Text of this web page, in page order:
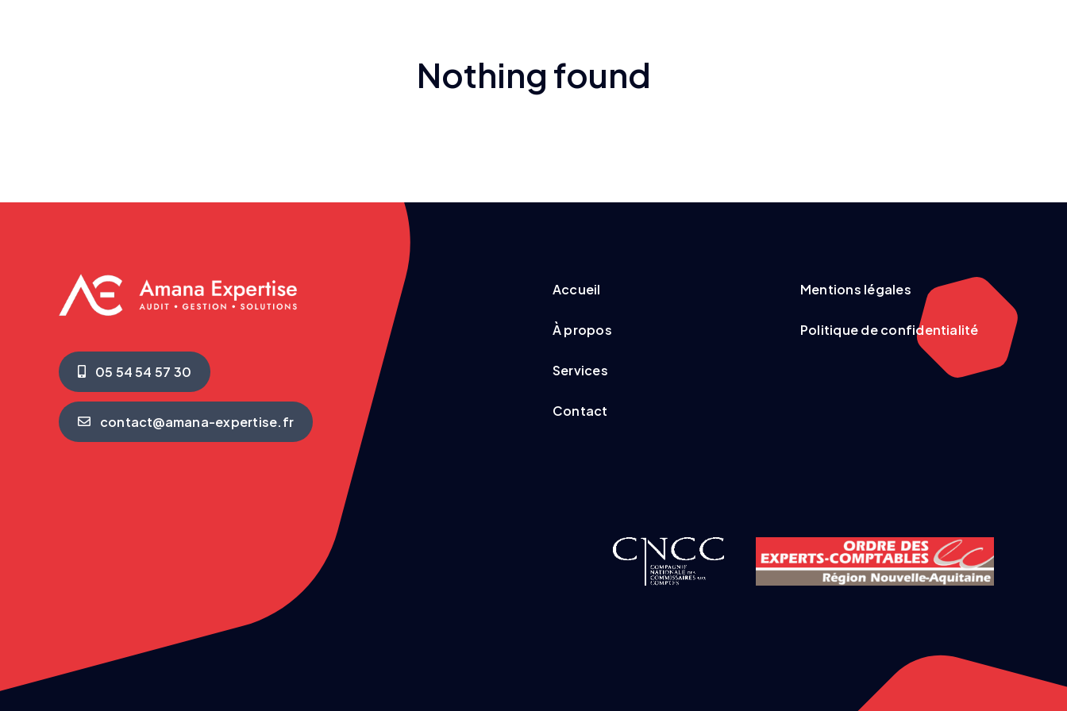
Nothing found
05 54 54 57 30
contact@amana-expertise.fr
Accueil
À propos
Services
Contact
Mentions légales
Politique de confidentialité